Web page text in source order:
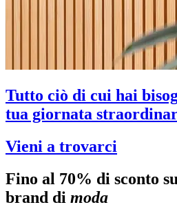
Tutto ciò di cui hai
tua giornata
Vieni a trovarci
Fino al 70% di sconto
brand di moda